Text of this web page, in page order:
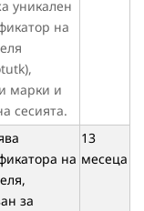
уникален
на
марки и
сесията.
на
за
13
месеца